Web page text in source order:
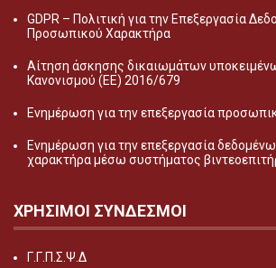
GDPR – Πολιτική για την Επεξεργασία
Προσωπικού Χαρακτήρα
Αίτηση άσκησης δικαιωμάτων
Κανονισμού (ΕΕ) 2016/679
Ενημέρωση για την επεξεργασία
Ενημέρωση για την επεξεργασία
χαρακτήρα μέσω συστήματος
ΧΡΗΣΙΜΟΙ ΣΥΝΔΕΣΜΟΙ
Γ.Γ.Π.Σ.Ψ.Δ